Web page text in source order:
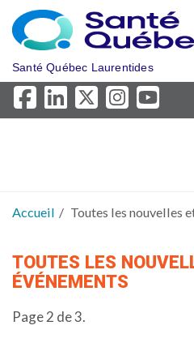
Aller au menu principal
Santé Québec Laurentides
Accueil Toutes les nouvelles
TOUTES LES
ÉVÉNEMENTS
Page 2 de 3.